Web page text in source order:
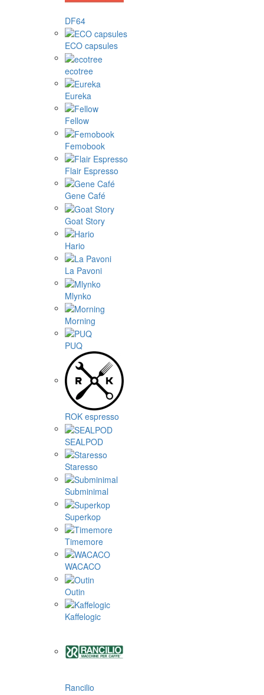
DF64
ECO capsules
ecotree
Eureka
Fellow
Femobook
Flair Espresso
Gene Café
Goat Story
Hario
La Pavoni
Mlynko
Morning
PUQ
ROK espresso
SEALPOD
Staresso
Subminimal
Superkop
Timemore
WACACO
Outin
Kaffelogic
Rancilio